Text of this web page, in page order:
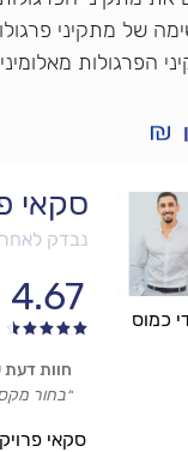
של מתקיני
הפרגולות
כמוס
סקאי
נבדק
4.67
סקאי
חוות דעת
״בחור